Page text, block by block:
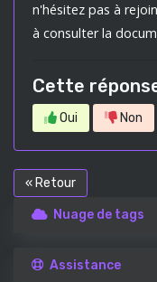
n'hésitez pas à
à consulter la
Cette
Oui Non
« Retour
Nuage de tags
Assistance